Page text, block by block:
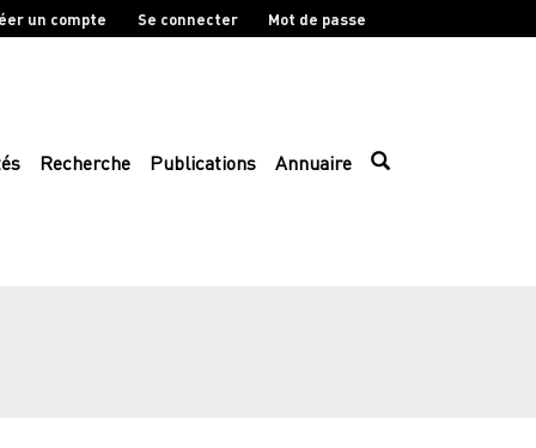
un compte Se connecter Mot de passe
Recherche Publications Annuaire